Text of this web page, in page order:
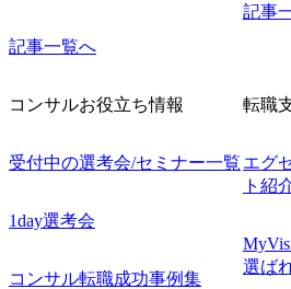
記事一覧へ
記事
コンサルお役立ち情報
受付中の選考会/セミナー一覧
1day選考会
コンサル転職成功事例集
転職
エグ
ト紹
選ば